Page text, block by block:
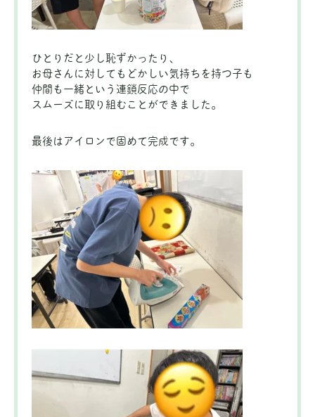
ひとりだと少し恥ずかったり、
お母さんに対してもどかしい気持ちを持つ子も
仲間も一緒という連鎖反応の中で
スムーズに取り組むことができました。
最後はアイロンで固めて完成です。